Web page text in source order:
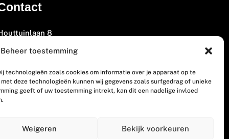
Beheer toestemming
technologieën zoals cookies om informatie over je apparaat op te
deze technologieën kunnen wij gegevens zoals surfgedrag of unieke
geeft of uw toestemming intrekt, kan dit een nadelige invloed
Weigeren Bekijk voorkeuren
8
3447 GM Woerden
(0348) 405 200
disclaimer en copyright